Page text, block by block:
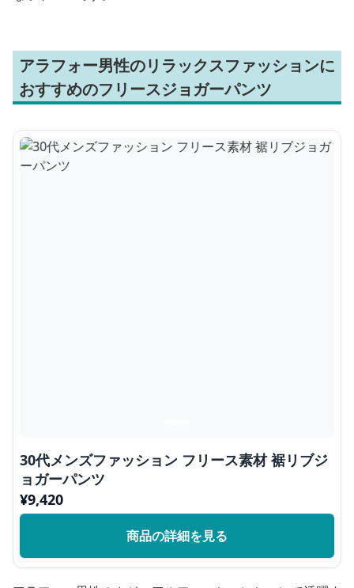
アラフォー男性のリラックスファッションに
おすすめのフリースジョガーパンツ
30代メンズファッション フリース素材 裾リブジ
ョガーパンツ
¥9,420
商品の詳細を見る